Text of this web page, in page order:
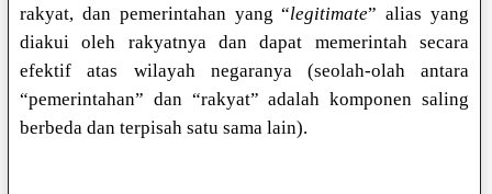
rakyat, dan pemerintahan yang “legitimate” alias yang
diakui oleh rakyatnya dan dapat memerintah secara
efektif atas wilayah negaranya (seolah-olah antara
“pemerintahan” dan “rakyat” adalah komponen saling
berbeda dan terpisah satu sama lain).